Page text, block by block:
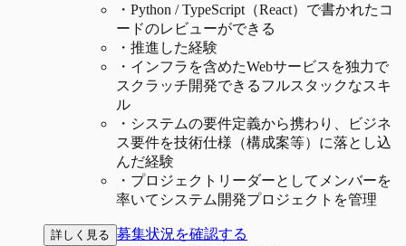
・ Python / TypeScript（React）で書かれたコ
ードのレビューができる
・ 推進した経験
・ インフラを含めたWebサービスを独力で
スクラッチ開発できるフルスタックなスキ
ル
・ システムの要件定義から携わり、ビジネ
ス要件を技術仕様（構成案等）に落とし込
んだ経験
・ プロジェクトリーダーとしてメンバーを
率いてシステム開発プロジェクトを管理
詳しく見る 募集状況を確認する